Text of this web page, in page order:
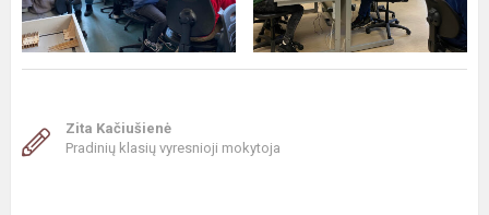
Zita Kačiušienė
Pradinių klasių vyresnioji mokytoja